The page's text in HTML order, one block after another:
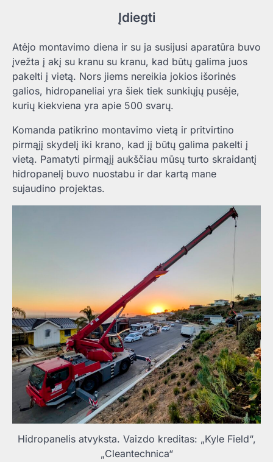
Įdiegti
Atėjo montavimo diena ir su ja susijusi aparatūra buvo
įvežta į akį su kranu su kranu, kad būtų galima juos
pakelti į vietą. Nors jiems nereikia jokios išorinės
galios, hidropaneliai yra šiek tiek sunkiųjų pusėje,
kurių kiekviena yra apie 500 svarų.
Komanda patikrino montavimo vietą ir pritvirtino
pirmąjį skydelį iki krano, kad jį būtų galima pakelti į
vietą. Pamatyti pirmąjį aukščiau mūsų turto skraidantį
hidropanelį buvo nuostabu ir dar kartą mane
sujaudino projektas.
Hidropanelis atvyksta. Vaizdo kreditas: „Kyle Field“,
„Cleantechnica“